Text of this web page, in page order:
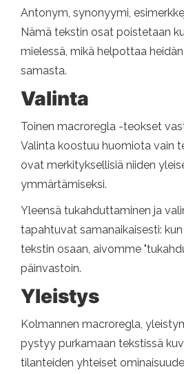
Antonym, synonyymi,
Nämä tekstin osat poistetaan
mielessä, mikä helpottaa
samasta.
Valinta
Toinen macroregla -teokset
Valinta koostuu huomiota vain
ovat merkityksellisiä niiden
ymmärtämiseksi.
Yleensä tukahduttaminen ja
tapahtuvat samanaikaisesti:
tekstin osaan, aivomme
päinvastoin.
Yleistys
Kolmannen macroregla,
pystyy purkamaan tekstissä
tilanteiden yhteiset